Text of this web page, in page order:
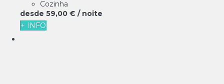
Cozinha
desde 59,00 € / noite
+ INFO